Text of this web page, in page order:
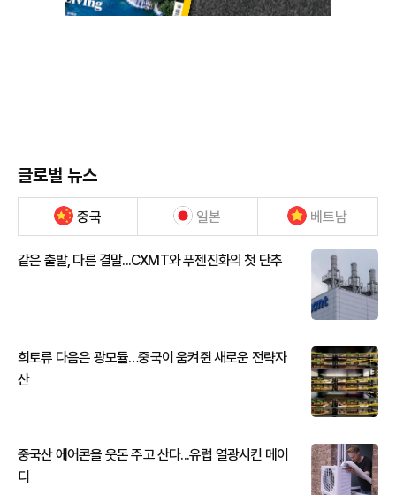
글로벌 뉴스
중국 일본 베트남
같은 출발, 다른 결말...CXMT와 푸젠진화의 첫 단추
희토류 다음은 광모듈…중국이 움켜쥔 새로운 전략자
산
중국산 에어콘을 웃돈 주고 산다...유럽 열광시킨 메이
디